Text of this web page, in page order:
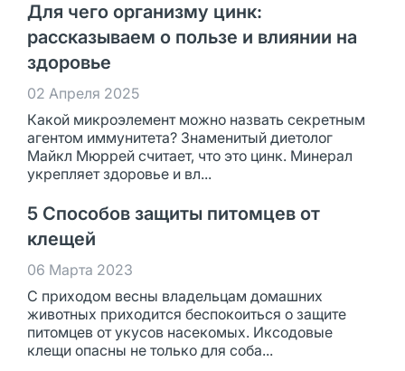
Для чего организму цинк:
рассказываем о пользе и влиянии на
здоровье
02 Апреля 2025
Какой микроэлемент можно назвать секретным
агентом иммунитета? Знаменитый диетолог
Майкл Мюррей считает, что это цинк. Минерал
укрепляет здоровье и вл...
5 Способов защиты питомцев от
клещей
06 Марта 2023
С приходом весны владельцам домашних
животных приходится беспокоиться о защите
питомцев от укусов насекомых. Иксодовые
клещи опасны не только для соба...